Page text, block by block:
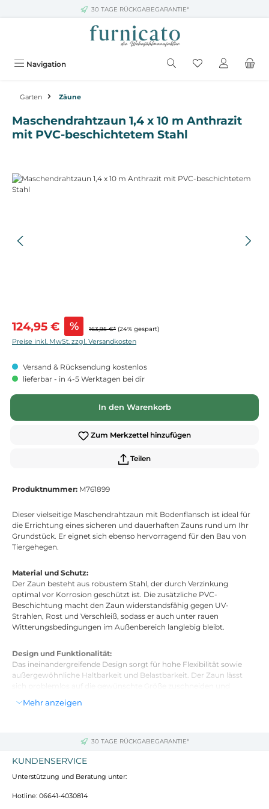
Zum Hauptinhalt springen30 TAGE RÜCKGABEGARANTIE*
Navigation
Garten Zäune
Maschendrahtzaun 1,4 x 10 m Anthrazit
mit PVC-beschichtetem Stahl
Bildergalerie überspringen
Verkaufspreis:
124,95 € % 163,95 €* (24% gespart)
Preise inkl. MwSt. zzgl. Versandkosten
Versand & Rücksendung kostenlos
lieferbar - in 4-5 Werktagen bei dir
In den Warenkorb
Zum Merkzettel hinzufügen
Teilen
Produktnummer: M761899
Dieser vielseitige Maschendrahtzaun mit Bodenflansch ist ideal für
die Errichtung eines sicheren und dauerhaften Zauns rund um Ihr
Grundstück. Er eignet sich ebenso hervorragend für den Bau von
Tiergehegen.
Material und Schutz:
Der Zaun besteht aus robustem Stahl, der durch Verzinkung
optimal vor Korrosion geschützt ist. Die zusätzliche PVC-
Beschichtung macht den Zaun widerstandsfähig gegen UV-
Strahlen, Rost und Verschleiß, sodass er auch unter rauen
Witterungsbedingungen im Außenbereich langlebig bleibt.
Design und Funktionalität:
Das ineinandergreifende Design sorgt für hohe Flexibilität sowie
außergewöhnliche Haltbarkeit und Belastbarkeit. Der Zaun lässt
Material: Verzinkter Stahl mit PVC-Beschichtung
Maschenweite: 100 x 100 mm (L x B)
Durchmesser Hauptdraht: 1,55 mm (Stahl), 1,95 mm (inkl. PVC-
Mehr anzeigen
30 TAGE RÜCKGABEGARANTIE*
KUNDENSERVICE
Unterstützung und Beratung unter:
Hotline: 06641-4030814